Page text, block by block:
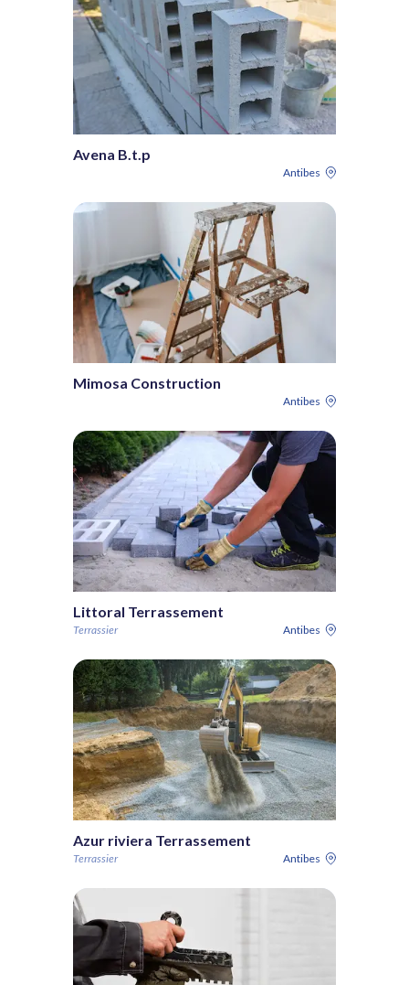
Avena B.t.p
Antibes
Mimosa Construction
Antibes
Littoral Terrassement
Terrassier Antibes
Azur riviera Terrassement
Terrassier Antibes